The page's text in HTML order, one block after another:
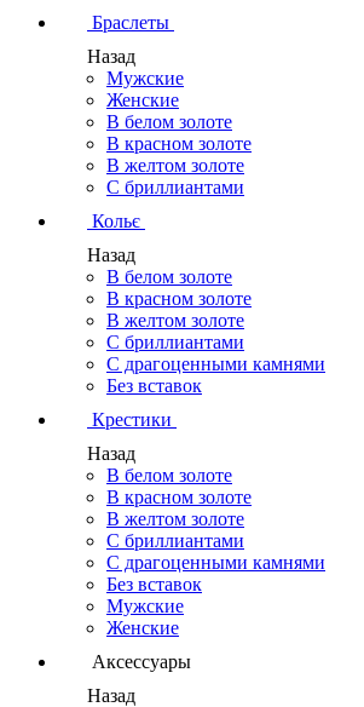
Браслеты
Назад
Мужские
Женские
В белом золоте
В красном золоте
В желтом золоте
С бриллиантами
Кольє
Назад
В белом золоте
В красном золоте
В желтом золоте
С бриллиантами
С драгоценными камнями
Без вставок
Крестики
Назад
В белом золоте
В красном золоте
В желтом золоте
С бриллиантами
С драгоценными камнями
Без вставок
Мужские
Женские
Аксессуары
Назад